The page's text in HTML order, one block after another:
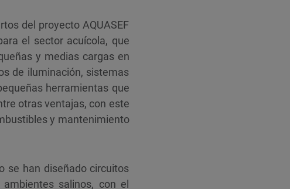
del proyecto AQUASEF
el sector acuícola, que
y medias cargas en
de iluminación, sistemas
herramientas que
otras ventajas, con este
y mantenimiento
se han diseñado circuitos
salinos, con el